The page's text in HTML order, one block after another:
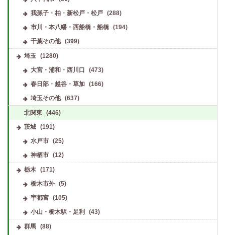
我孫子・柏・新松戸・松戸
(288)
市川・本八幡・西船橋・船橋
(194)
千葉その他
(399)
埼玉
(1280)
大宮・浦和・西川口
(473)
春日部・越谷・草加
(166)
埼玉その他
(637)
北関東 (446)
茨城 (191)
水戸市
(25)
神栖市
(12)
栃木 (171)
栃木市外
(5)
宇都宮
(105)
小山・栃木駅・足利
(43)
群馬 (88)